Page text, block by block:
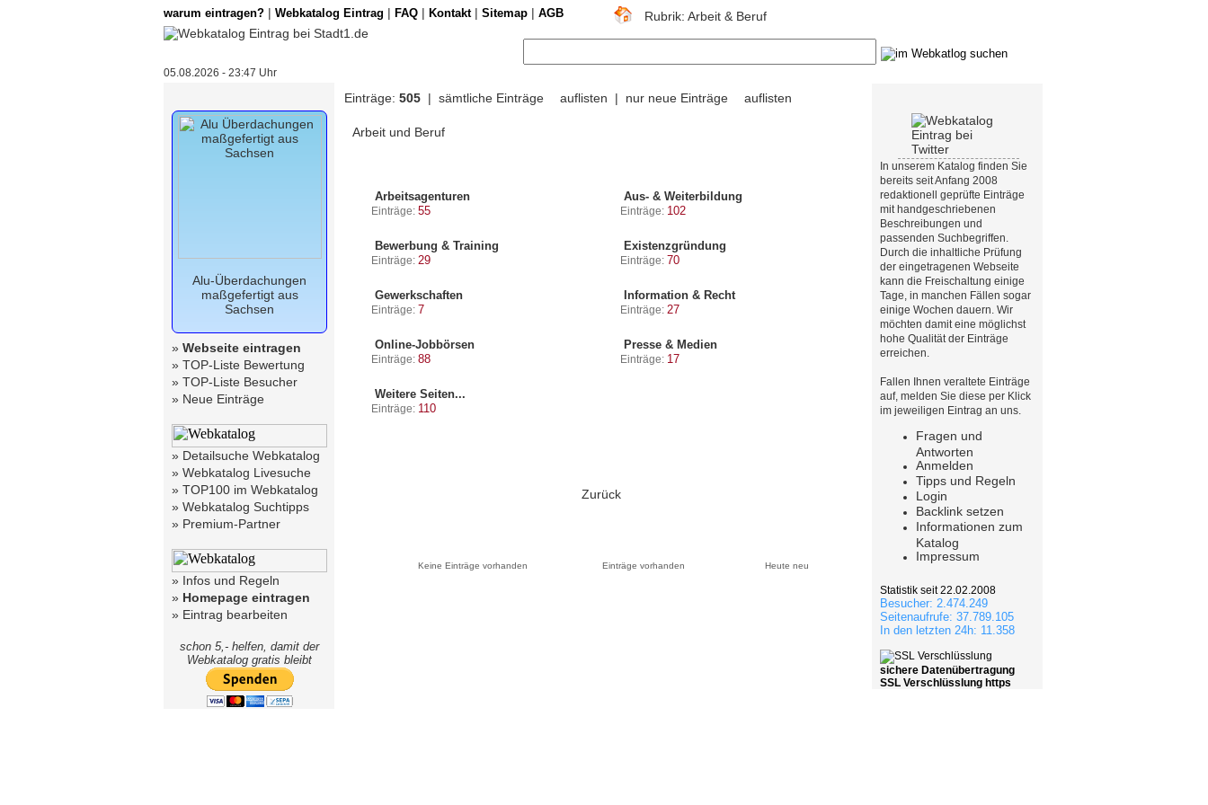
warum eintragen? | Webkatalog Eintrag | FAQ | Kontakt| Sitemap | AGB Rubrik: Arbeit & Beruf
05.08.2026 - 23:47 Uhr
Alu-Überdachungen
maßgefertigt aus
Sachsen
» Webseite eintragen
» TOP-Liste Bewertung
» TOP-Liste Besucher
» Neue Einträge
» Detailsuche Webkatalog
» Webkatalog Livesuche
» TOP100 im Webkatalog
» Webkatalog Suchtipps
» Premium-Partner
» Infos und Regeln
» Homepage eintragen
» Eintrag bearbeiten
schon 5,- helfen, damit der
Webkatalog gratis bleibt
Einträge: 505 | sämtliche Einträge auflisten | nur neue Einträge auflisten
Arbeit und Beruf
Arbeitsagenturen
Einträge: 55
Aus- & Weiterbildung
Einträge: 102
Bewerbung & Training
Einträge: 29
Existenzgründung
Einträge: 70
Gewerkschaften
Einträge: 7
Information & Recht
Einträge: 27
Online-Jobbörsen
Einträge: 88
Presse & Medien
Einträge: 17
Weitere Seiten...
Einträge: 110
Zurück
Keine Einträge vorhanden Einträge vorhanden Heute neu
In unserem Katalog finden Sie
bereits seit Anfang 2008
redaktionell geprüfte Einträge
mit handgeschriebenen
Beschreibungen und
passenden Suchbegriffen.
Durch die inhaltliche Prüfung
der eingetragenen Webseite
kann die Freischaltung einige
Tage, in manchen Fällen sogar
einige Wochen dauern. Wir
möchten damit eine möglichst
hohe Qualität der Einträge
erreichen.
Fallen Ihnen veraltete Einträge
auf, melden Sie diese per Klick
im jeweiligen Eintrag an uns.
Fragen und
Antworten
Anmelden
Tipps und Regeln
Login
Backlink setzen
Informationen zum
Katalog
Impressum
Statistik seit 22.02.2008
Besucher: 2.474.249
Seitenaufrufe: 37.789.105
In den letzten 24h: 11.358
sichere Datenübertragung
SSL Verschlüsslung https